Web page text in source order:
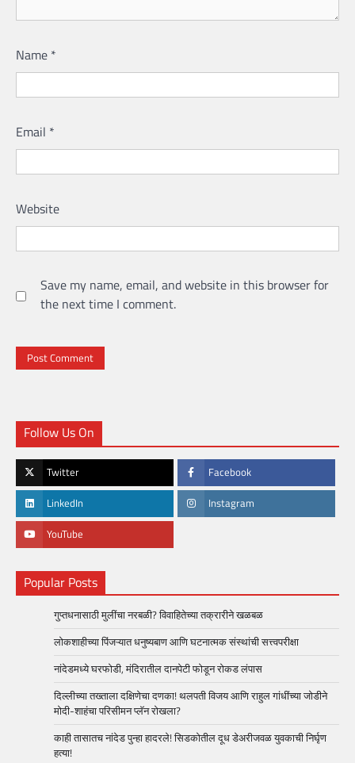
Name *
Email *
Website
Save my name, email, and website in this browser for
the next time I comment.
Follow Us On
Twitter Facebook
LinkedIn Instagram
YouTube
Popular Posts
गुप्तधनासाठी मुलींचा नरबळी? विवाहितेच्या तक्रारीने खळबळ
लोकशाहीच्या पिंजऱ्यात धनुष्यबाण आणि घटनात्मक संस्थांची सत्त्वपरीक्षा
नांदेडमध्ये घरफोडी, मंदिरातील दानपेटी फोडून रोकड लंपास
दिल्लीच्या तख्ताला दक्षिणेचा दणका! थलपती विजय आणि राहुल गांधींच्या जोडीने
मोदी-शाहंचा परिसीमन प्लॅन रोखला?
काही तासातच नांदेड पुन्हा हादरले! सिडकोतील दूध डेअरीजवळ युवकाची निर्घृण
हत्या!